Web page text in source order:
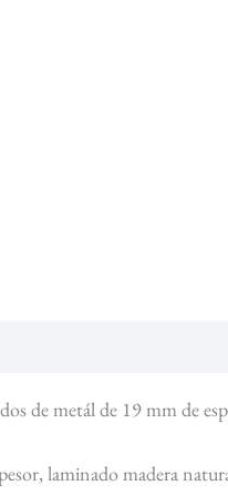
de metál de 19 mm de
laminado madera